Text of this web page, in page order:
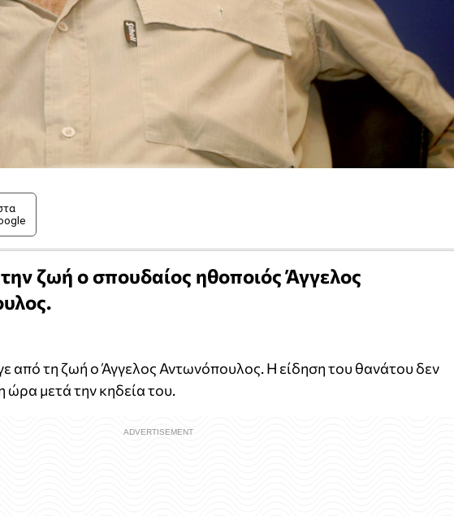
ζωή ο σπουδαίος ηθοποιός Άγγελος
από τη ζωή ο Άγγελος Αντωνόπουλος. Η είδηση του θανάτου δεν
ώρα μετά την κηδεία του.